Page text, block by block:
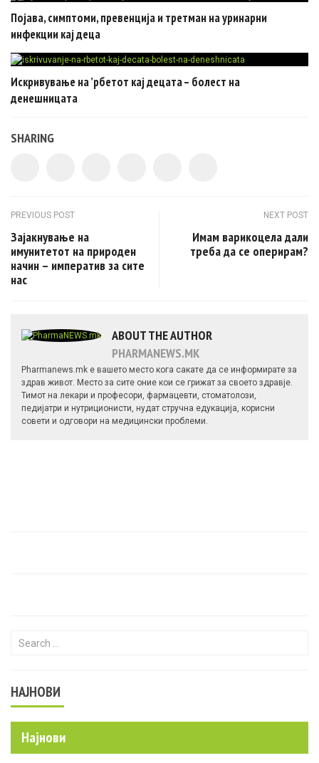
Појава, симптоми, превенција и третман на уринарни
инфекции кај деца
Искривување на ’рбетот кај децата – болест на
денешницата
SHARING
Post navigation
PREVIOUS POST
Зајакнување на
имунитетот на природен
начин – императив за сите
нас
NEXT POST
Имам варикоцела дали
треба да се оперирам?
ABOUT THE AUTHOR
PHARMANEWS.MK
Pharmanews.mk е вашето место кога сакате да се информирате за
здрав живот. Место за сите оние кои се грижат за своето здравје.
Тимот на лекари и професори, фармацевти, стоматолози,
педијатри и нутриционисти, нудат стручна едукација, корисни
совети и одговори на медицински проблеми.
Search for:
НАЈНОВИ
Најнови